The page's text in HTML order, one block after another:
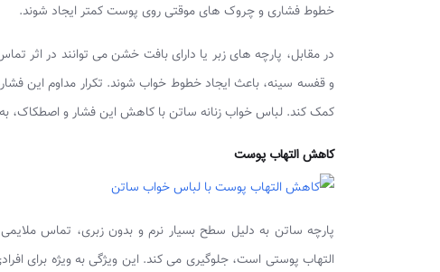
خطوط فشاری و چروک‌ های موقتی روی پوست کمتر ایجاد شوند.
در مقابل، پارچه‌ های زبر یا دارای بافت خشن می‌ توانند در اثر
و قفسه سینه، باعث ایجاد خطوط خواب شوند. تکرار مداوم این
کمک کند. لباس خواب زنانه ساتن با کاهش این فشار و
کاهش التهاب پوست
پارچه ساتن به دلیل سطح بسیار نرم و بدون زبری، تماس
التهاب پوستی است، جلوگیری می‌ کند. این ویژگی به‌ ویژه برای